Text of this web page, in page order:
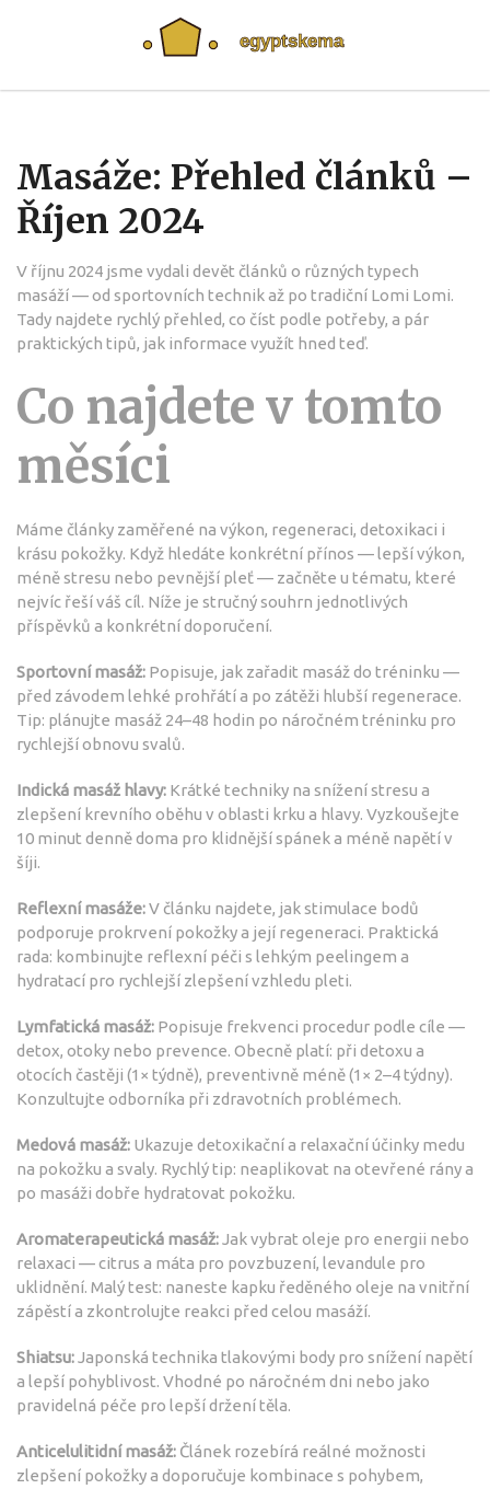
Masáže: Přehled článků –
Říjen 2024
V říjnu 2024 jsme vydali devět článků o různých typech
masáží — od sportovních technik až po tradiční Lomi Lomi.
Tady najdete rychlý přehled, co číst podle potřeby, a pár
praktických tipů, jak informace využít hned teď.
Co najdete v tomto
měsíci
Máme články zaměřené na výkon, regeneraci, detoxikaci i
krásu pokožky. Když hledáte konkrétní přínos — lepší výkon,
méně stresu nebo pevnější pleť — začněte u tématu, které
nejvíc řeší váš cíl. Níže je stručný souhrn jednotlivých
příspěvků a konkrétní doporučení.
Sportovní masáž: Popisuje, jak zařadit masáž do tréninku —
před závodem lehké prohřátí a po zátěži hlubší regenerace.
Tip: plánujte masáž 24–48 hodin po náročném tréninku pro
rychlejší obnovu svalů.
Indická masáž hlavy: Krátké techniky na snížení stresu a
zlepšení krevního oběhu v oblasti krku a hlavy. Vyzkoušejte
10 minut denně doma pro klidnější spánek a méně napětí v
šíji.
Reflexní masáže:V článku najdete, jak stimulace bodů
podporuje prokrvení pokožky a její regeneraci. Praktická
rada: kombinujte reflexní péči s lehkým peelingem a
hydratací pro rychlejší zlepšení vzhledu pleti.
Lymfatická masáž: Popisuje frekvenci procedur podle cíle —
detox, otoky nebo prevence. Obecně platí: při detoxu a
otocích častěji (1× týdně), preventivně méně (1× 2–4 týdny).
Konzultujte odborníka při zdravotních problémech.
Medová masáž: Ukazuje detoxikační a relaxační účinky medu
na pokožku a svaly. Rychlý tip: neaplikovat na otevřené rány a
po masáži dobře hydratovat pokožku.
Aromaterapeutická masáž:Jak vybrat oleje pro energii nebo
relaxaci — citrus a máta pro povzbuzení, levandule pro
uklidnění. Malý test: naneste kapku ředěného oleje na vnitřní
zápěstí a zkontrolujte reakci před celou masáží.
Shiatsu:Japonská technika tlakovými body pro snížení napětí
a lepší pohyblivost. Vhodné po náročném dni nebo jako
pravidelná péče pro lepší držení těla.
Anticelulitidní masáž: Článek rozebírá reálné možnosti
zlepšení pokožky a doporučuje kombinace s pohybem,